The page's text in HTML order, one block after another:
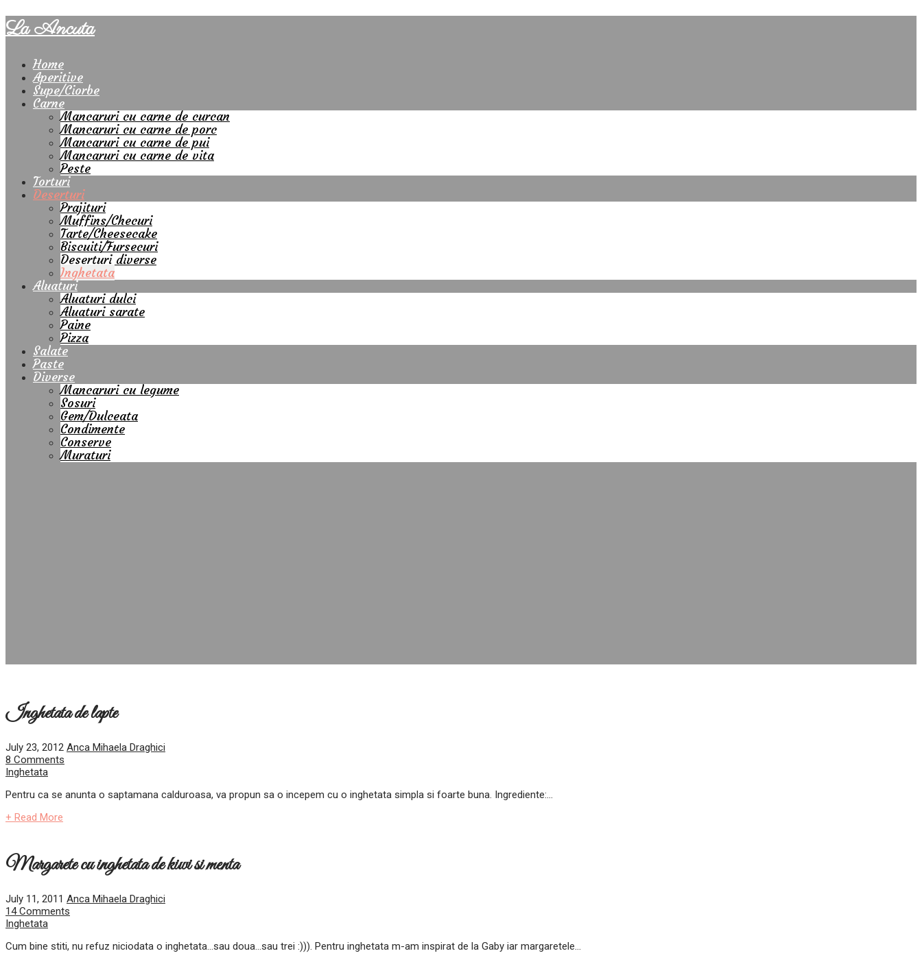
La Ancuta
Home
Aperitive
Supe/Ciorbe
Carne
Mancaruri cu carne de curcan
Mancaruri cu carne de porc
Mancaruri cu carne de pui
Mancaruri cu carne de vita
Peste
Torturi
Deserturi
Prajituri
Muffins/Checuri
Tarte/Cheesecake
Biscuiti/Fursecuri
Deserturi diverse
Inghetata
Aluaturi
Aluaturi dulci
Aluaturi sarate
Paine
Pizza
Salate
Paste
Diverse
Mancaruri cu legume
Sosuri
Gem/Dulceata
Condimente
Conserve
Muraturi
Inghetata de lapte
July 23, 2012 Anca Mihaela Draghici
8 Comments
Inghetata
Pentru ca se anunta o saptamana calduroasa, va propun sa o incepem cu o inghetata simpla si foarte buna. Ingrediente:...
+ Read More
Margarete cu inghetata de kiwi si menta
July 11, 2011 Anca Mihaela Draghici
14 Comments
Inghetata
Cum bine stiti, nu refuz niciodata o inghetata…sau doua…sau trei :))). Pentru inghetata m-am inspirat de la Gaby iar margaretele...